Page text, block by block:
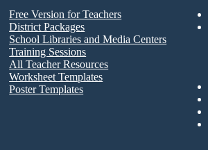
Free Version for Teachers
District Packages
School Libraries and Media Centers
Training Sessions
All Teacher Resources
Worksheet Templates
Poster Templates